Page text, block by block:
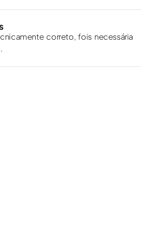
correto, fois necessária